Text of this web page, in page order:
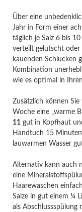
Über eine
Jahr in Form einer
täglich je Salz 6 bis
verteilt gelutscht oder
kauenden Schlucken
Kombination
wie es optimal in
Zusätzlich können
Woche eine „warme
11 gut in Kopfhaut
Handtuch 15
lauwarmen Wasser
Alternativ kann auch
eine
Haarewaschen
Salze in gut einem ¼
als Abschlussspülung